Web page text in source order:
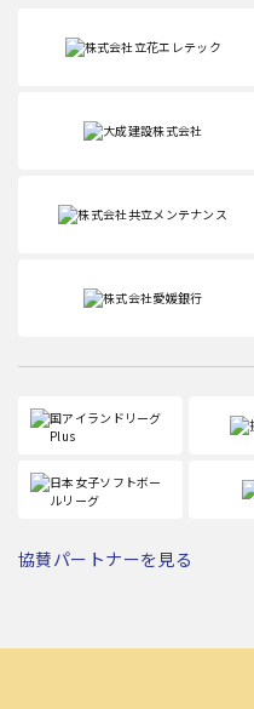
協賛パートナーを見る